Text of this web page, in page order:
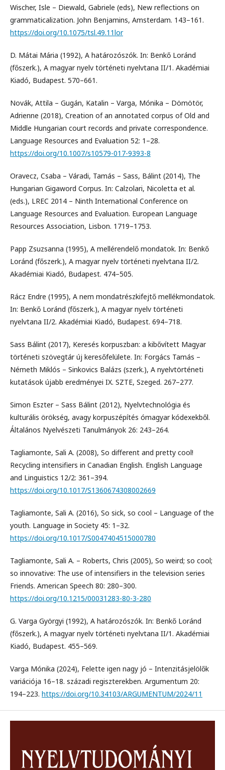
Wischer, Isle – Diewald, Gabriele (eds), New reflections on
grammaticalization. John Benjamins, Amsterdam. 143–161.
https://doi.org/10.1075/tsl.49.11lor
D. Mátai Mária (1992), A határozószók. In: Benkő Loránd
(főszerk.), A magyar nyelv történeti nyelvtana II/1. Akadémiai
Kiadó, Budapest. 570–661.
Novák, Attila – Gugán, Katalin – Varga, Mónika – Dömötör,
Adrienne (2018), Creation of an annotated corpus of Old and
Middle Hungarian court records and private correspondence.
Language Resources and Evaluation 52: 1–28.
https://doi.org/10.1007/s10579-017-9393-8
Oravecz, Csaba – Váradi, Tamás – Sass, Bálint (2014), The
Hungarian Gigaword Corpus. In: Calzolari, Nicoletta et al.
(eds.), LREC 2014 – Ninth International Conference on
Language Resources and Evaluation. European Language
Resources Association, Lisbon. 1719–1753.
Papp Zsuzsanna (1995), A mellérendelő mondatok. In: Benkő
Loránd (főszerk.), A magyar nyelv történeti nyelvtana II/2.
Akadémiai Kiadó, Budapest. 474–505.
Rácz Endre (1995), A nem mondatrészkifejtő mellékmondatok.
In: Benkő Loránd (főszerk.), A magyar nyelv történeti
nyelvtana II/2. Akadémiai Kiadó, Budapest. 694–718.
Sass Bálint (2017), Keresés korpuszban: a kibővített Magyar
történeti szövegtár új keresőfelülete. In: Forgács Tamás –
Németh Miklós – Sinkovics Balázs (szerk.), A nyelvtörténeti
kutatások újabb eredményei IX. SZTE, Szeged. 267–277.
Simon Eszter – Sass Bálint (2012), Nyelvtechnológia és
kulturális örökség, avagy korpuszépítés ómagyar kódexekből.
Általános Nyelvészeti Tanulmányok 26: 243–264.
Tagliamonte, Sali A. (2008), So different and pretty cool!
Recycling intensifiers in Canadian English. English Language
and Linguistics 12/2: 361–394.
https://doi.org/10.1017/S1360674308002669
Tagliamonte, Sali A. (2016), So sick, so cool – Language of the
youth. Language in Society 45: 1–32.
https://doi.org/10.1017/S0047404515000780
Tagliamonte, Sali A. – Roberts, Chris (2005), So weird; so cool;
so innovative: The use of intensifiers in the television series
Friends. American Speech 80: 280–300.
https://doi.org/10.1215/00031283-80-3-280
G. Varga Györgyi (1992), A határozószók. In: Benkő Loránd
(főszerk.), A magyar nyelv történeti nyelvtana II/1. Akadémiai
Kiadó, Budapest. 455–569.
Varga Mónika (2024), Felette igen nagy jó – Intenzitásjelölők
variációja 16–18. századi regiszterekben. Argumentum 20:
194–223. https://doi.org/10.34103/ARGUMENTUM/2024/11